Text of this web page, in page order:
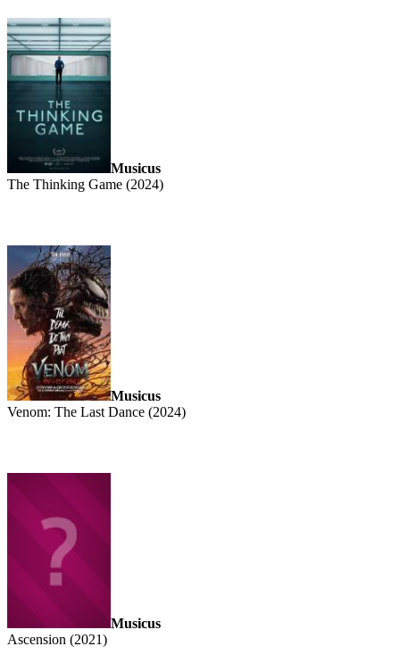
Musicus
The Thinking Game (2024)
Musicus
Venom: The Last Dance (2024)
Musicus
Ascension (2021)